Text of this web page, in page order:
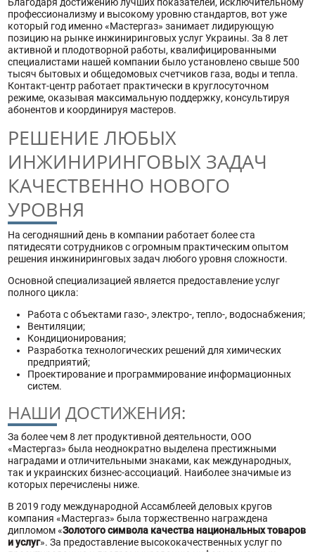
профессионализму и высокому уровню стандартов, вот уже
который год именно «Мастергаз» занимает лидирующую
позицию на рынке инжиниринговых услуг Украины. За 8 лет
активной и плодотворной работы, квалифицированными
специалистами нашей компании было установлено свыше 500
тысяч бытовых и общедомовых счетчиков газа, воды и тепла.
Контакт-центр работает практически в круглосуточном
режиме, оказывая максимальную поддержку, консультируя
абонентов и координируя мастеров.
РЕШЕНИЕ ЛЮБЫХ
ИНЖИНИРИНГОВЫХ ЗАДАЧ
КАЧЕСТВЕННО НОВОГО
УРОВНЯ
На сегодняшний день в компании работает более ста
пятидесяти сотрудников с огромным практическим опытом
решения инжиниринговых задач любого уровня сложности.
Основной специализацией является предоставление услуг
полного цикла:
Работа с объектами газо-, электро-, тепло-, водоснабжения;
Вентиляции;
Кондиционирования;
Разработка технологических решений для химических
предприятий;
Проектирование и программирование информационных
систем.
НАШИ ДОСТИЖЕНИЯ:
За более чем 8 лет продуктивной деятельности, ООО
«Мастергаз» была неоднократно выделена престижными
наградами и отличительными знаками, как международных,
так и украинских бизнес-ассоциаций. Наиболее значимые из
которых перечислены ниже.
В 2019 году международной Ассамблеей деловых кругов
компания «Мастергаз» была торжественно награждена
дипломом «Золотого символа качества национальных товаров
и услуг». За предоставление высококачественных услуг по